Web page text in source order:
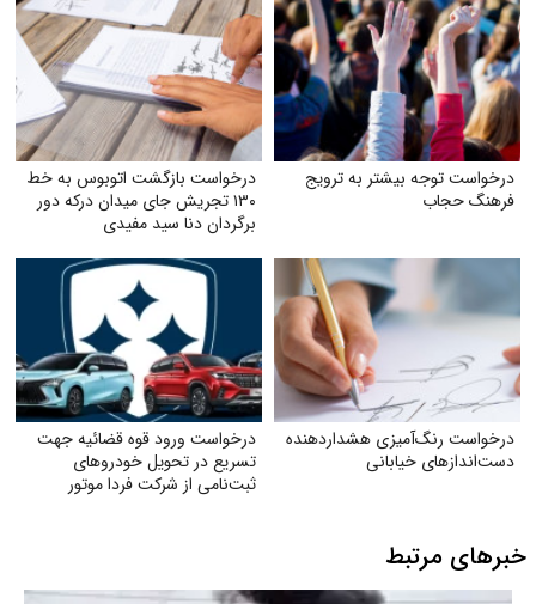
درخواست توجه بیشتر به ترویج
فرهنگ حجاب
درخواست بازگشت اتوبوس به خط
۱۳۰ تجریش جای میدان درکه دور
برگردان دنا سید مفیدی
درخواست رنگ‌آمیزی هشداردهنده
دست‌اندازهای خیابانی
درخواست ورود قوه قضائیه جهت
تسریع در تحویل خودروهای
ثبت‌نامی از شرکت فردا موتور
خبرهای مرتبط